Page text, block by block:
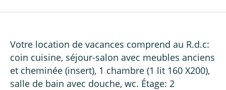
Votre location de vacances comprend au R.d.c:
coin cuisine, séjour-salon avec meubles anciens
et cheminée (insert), 1 chambre (1 lit 160 X200),
salle de bain avec douche, wc. Étage: 2